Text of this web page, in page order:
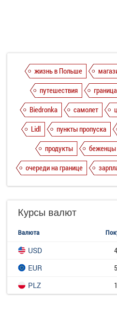
жизнь в Польше
путешествия
граница
Biedronka
самолет
Lidl
пункты пропуска
продукты
беженцы
очереди на границе
Курсы валют
Валюта
USD
EUR
PLZ